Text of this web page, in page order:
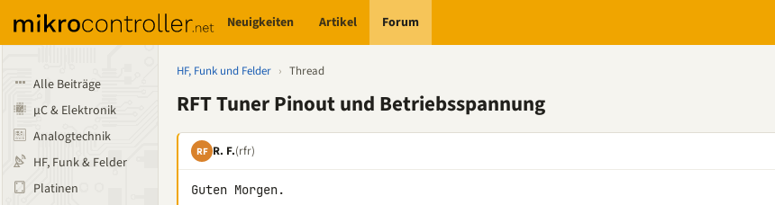
Neuigkeiten Artikel Forum
Alle Beiträge
µC & Elektronik
Analogtechnik
HF, Funk & Felder
Platinen
HF, Funk und Felder › Thread
RFT Tuner Pinout und Betriebsspannung
RF R. F.(rfr)
Guten Morgen.